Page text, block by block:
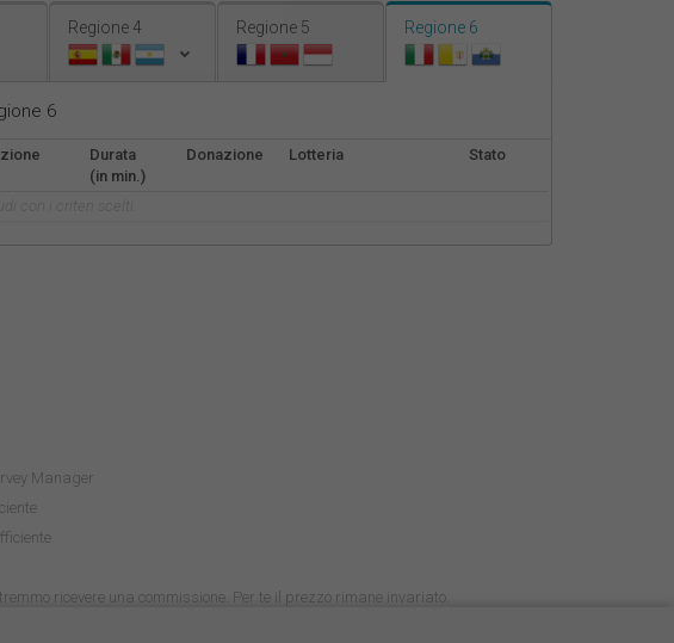
Regione 4 Regione 5 Regione 6
6
Durata
(in min.)
Donazione Lotteria Stato
Manager
ricevere una commissione. Per te il prezzo rimane invariato.
Nederlands